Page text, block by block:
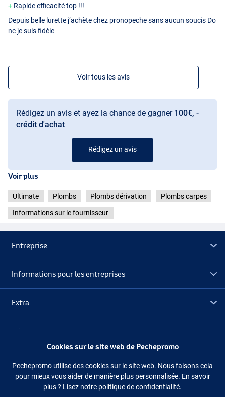
Rapide efficacité top !!!
Depuis belle lurette j’achète chez pronopeche sans aucun soucis Do
nc je suis fidèle
Voir tous les avis
Rédigez un avis et ayez la chance de gagner 100€, -
crédit d'achat
Rédigez un avis
Voir plus
Ultimate Plombs Plombs dérivation Plombs carpes
Informations sur le fournisseur
Entreprise
Informations pour les entreprises
Extra
Suivez-nous Facebook Instagram
Cookies sur le site web de Pechepromo
Pechepromo utilise des cookies sur le site web. Nous faisons cela
pour mieux vous aider de manière plus personnalisée. En savoir
plus ? Lisez notre politique de confidentialité.